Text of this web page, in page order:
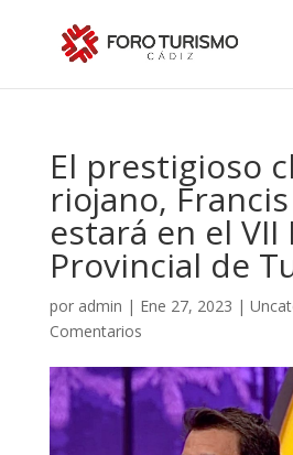
El prestigioso
riojano,
estará en el VII
Provincial de
por admin | Ene 27, 2023 |
Comentarios